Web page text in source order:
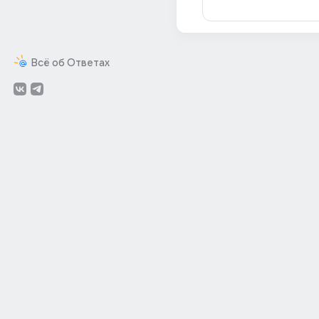
Всё об Ответах